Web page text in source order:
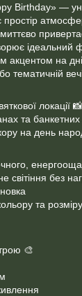
Birthday» —
акцентом на
тематичній
локації 📸
та
на день
світіння без
та
🎨